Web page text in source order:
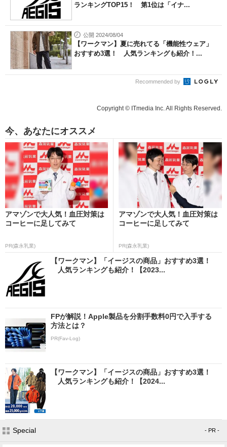
ランキングTOP15！ 第1位は「イナ...
公開 2024/08/04
【ワークマン】夏に売れてる「機能性ウェア」
おすすめ3選！ 人気ランキングも紹介！...
Recommended by
Copyright © ITmedia Inc. All Rights Reserved.
今、あなたにオススメ
アマゾンで大人気！血圧対策は
コーヒーに足してみて
PR(森永乳業)
アマゾンで大人気！血圧対策は
コーヒーに足してみて
PR(森永乳業)
【ワークマン】「イージスの商品」おすすめ3選！
人気ランキングも紹介！【2023...
FPが解説！Apple製品を分割手数料0円で入手する
方法とは？
PR(Fav-Log)
【ワークマン】「イージスの商品」おすすめ3選！
人気ランキングも紹介！【2024...
Special - PR -